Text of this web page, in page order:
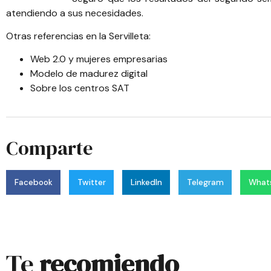
atendiendo a sus necesidades.
Otras referencias en la Servilleta:
Web 2.0 y mujeres empresarias
Modelo de madurez digital
Sobre los centros SAT
Comparte
Facebook Twitter LinkedIn Telegram
Terecomiendo